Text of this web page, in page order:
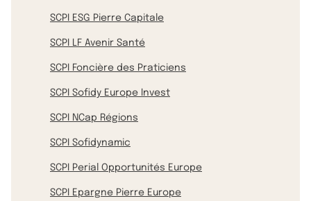
SCPI ESG Pierre Capitale
SCPI LF Avenir Santé
SCPI Foncière des Praticiens
SCPI Sofidy Europe Invest
SCPI NCap Régions
SCPI Sofidynamic
SCPI Perial Opportunités Europe
SCPI Epargne Pierre Europe